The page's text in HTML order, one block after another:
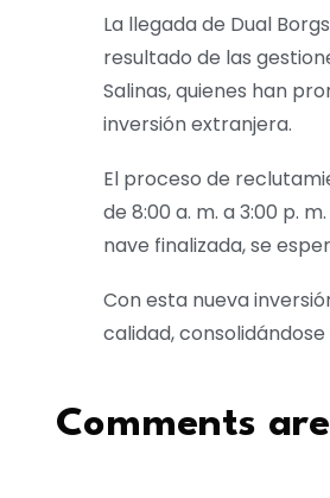
La llegada de Dual
resultado de las
Salinas, quienes han
inversión extranjera.
El proceso de
de 8:00 a. m. a 3:00 p.
nave finalizada, se
Con esta nueva
calidad,
Comments